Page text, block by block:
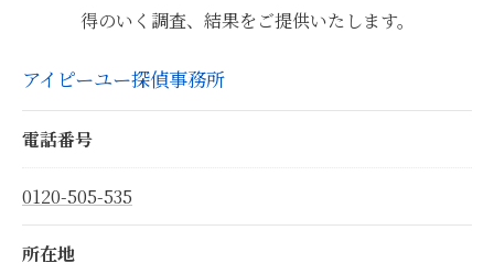
得のいく調査、結果をご提供いたします。
アイピーユー探偵事務所
電話番号
0120-505-535
所在地